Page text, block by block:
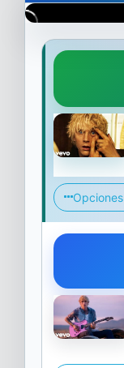
Opciones